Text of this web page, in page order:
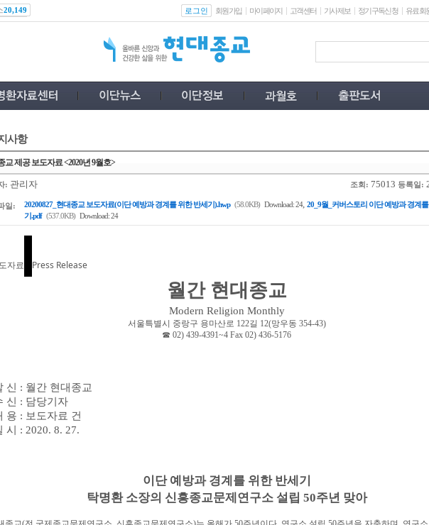
20,149 로그인 회원가입 마이페이지 고객센터 기사제보 정기구독신청 유료회
사항
교 제공 보도자료 <2020년 9월호>
: 관리자 조회: 75013 등록일:
일: 20200827_현대종교 보도자료(이단 예방과 경계를 위한 반세기).hwp (58.0KB) Download: 24, 20_9월_커버스토리 이단 예방과 경계
기.pdf (537.0KB) Download: 24
자료 Press Release
월간 현대종교
Modern Religion Monthly
서울특별시 중랑구 용마산로 122길 12(망우동 354-43)
☎ 02) 439-4391~4 Fax 02) 436-5176
신 : 월간 현대종교
신 : 담당기자
용 : 보도자료 건
시 : 2020. 8. 27.
이단 예방과 경계를 위한 반세기
탁명환 소장의 신흥종교문제연구소 설립 50주년 맞아